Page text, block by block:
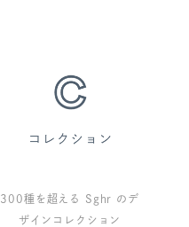
300種を超える Sghr のデ
ザインコレクション